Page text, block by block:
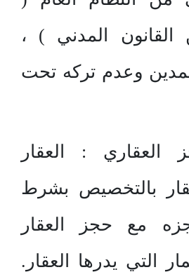
903من القانون المدني ) ،
وعدم تركه تحت
العقاري : العقار
بالتخصيص بشرط
مع حجز العقار
التي يدرها العقار.